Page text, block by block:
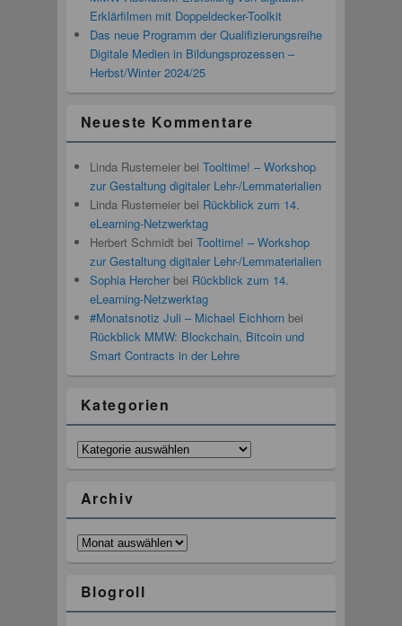
Erklärfilmen mit Doppeldecker-Toolkit
Das neue Programm der Qualifizierungsreihe
Digitale Medien in Bildungsprozessen –
Herbst/Winter 2024/25
Neueste Kommentare
Linda Rustemeierbei Tooltime! – Workshop
zur Gestaltung digitaler Lehr-/Lernmaterialien
Linda Rustemeierbei Rückblick zum 14.
eLearning-Netzwerktag
Herbert Schmidt bei Tooltime! – Workshop
zur Gestaltung digitaler Lehr-/Lernmaterialien
Sophia Hercherbei Rückblick zum 14.
eLearning-Netzwerktag
#Monatsnotiz Juli – Michael Eichhornbei
Rückblick MMW: Blockchain, Bitcoin und
Smart Contracts in der Lehre
Kategorien
Kategorien
Archiv
Archiv
Blogroll